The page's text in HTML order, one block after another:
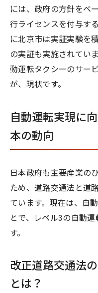
には、政府の方針をベ
行ライセンスを付与す
に北京市は実証実験を
の実証も実施されてい
動運転タクシーのサー
が、現状です。
自動運転実現に
本の動向
日本政府も主要産業の
ため、道路交通法と道
ています。現在は、自
とで、レベル3の自動
す。
改正道路交通法
とは？